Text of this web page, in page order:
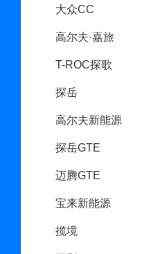
大众CC
高尔夫·嘉旅
T-ROC探歌
探岳
高尔夫新能源
探岳GTE
迈腾GTE
宝来新能源
揽境